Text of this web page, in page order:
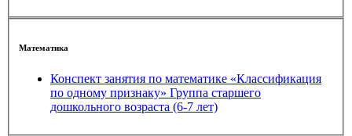
Математика
Конспект занятия по математике «Классификация
по одному признаку» Группа старшего
дошкольного возраста (6-7 лет)